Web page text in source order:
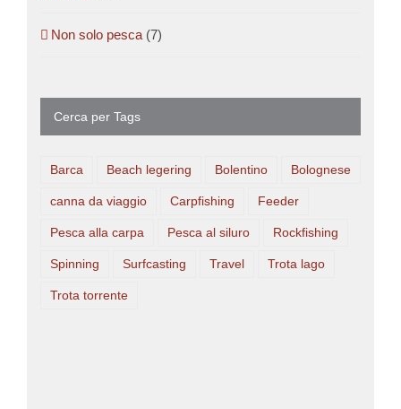
Non solo pesca (7)
Cerca per Tags
Barca Beach legering Bolentino Bolognese
canna da viaggio Carpfishing Feeder
Pesca alla carpa Pesca al siluro Rockfishing
Spinning Surfcasting Travel Trota lago
Trota torrente